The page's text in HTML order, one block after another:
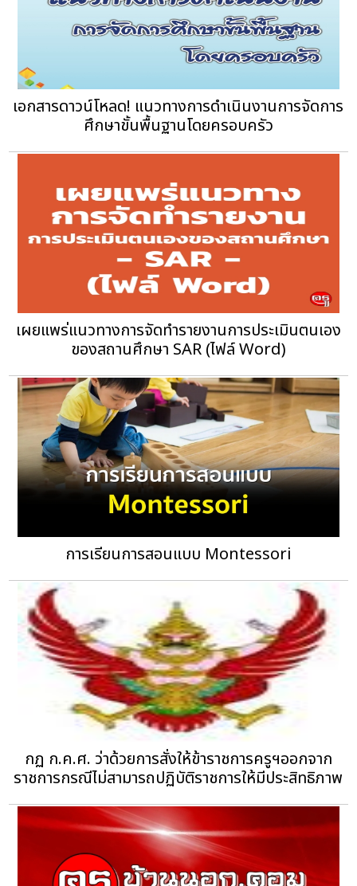
เอกสารดาวน์โหลด! แนวทางการดำเนินงานการจัดการ
ศึกษาขั้นพื้นฐานโดยครอบครัว
เผยแพร่แนวทางการจัดทำรายงานการประเมินตนเอง
ของสถานศึกษา SAR (ไฟล์ Word)
การเรียนการสอนแบบ Montessori
กฏ ก.ค.ศ. ว่าด้วยการสั่งให้ข้าราชการครูฯออกจาก
ราชการกรณีไม่สามารถปฏิบัติราชการให้มีประสิทธิภาพ